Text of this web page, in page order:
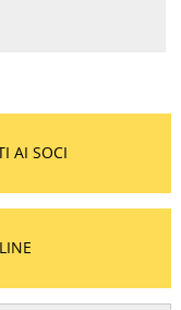
AI SOCI